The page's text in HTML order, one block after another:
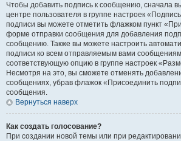
Чтобы добавить подпись к сообщению, сначала
центре пользователя в группе настроек
подписи вы можете отметить флажком пункт
форме отправки сообщения для добавления
сообщению. Также вы можете настроить
подписи ко всем отправляемым вами
соответствующую опцию в группе настроек
Несмотря на это, вы сможете отменять
сообщениях, убрав флажок «Присоединить
сообщения.
Вернуться наверх
Как создать голосование?
При создании новой темы или при